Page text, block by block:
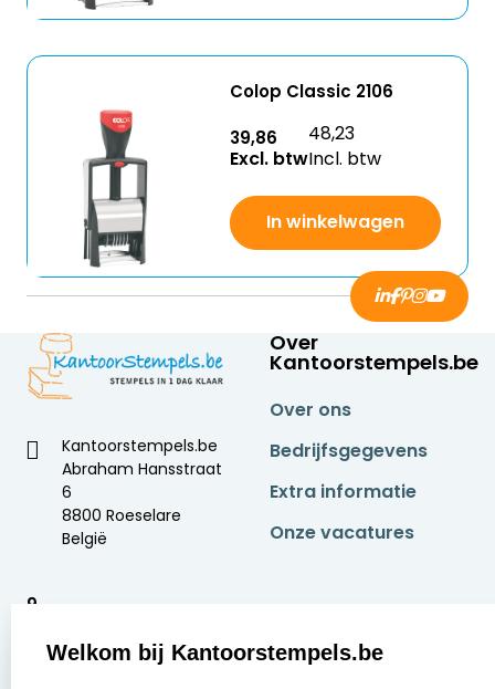
Colop Classic 2106
39,86
Excl. btw
48,23
Incl. btw
In winkelwagen
Kantoorstempels.be
Abraham Hansstraat
6
8800 Roeselare
België
9
Over
Kantoorstempels.be
Over ons
Bedrijfsgegevens
Extra informatie
Onze vacatures
Welkom bij Kantoorstempels.be